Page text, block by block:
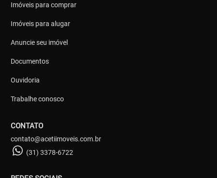
Imóveis para comprar
Imóveis para alugar
Anuncie seu imóvel
Documentos
Ouvidoria
Trabalhe conosco
CONTATO
contato@acetiimoveis.com.br
(31) 3378-6722